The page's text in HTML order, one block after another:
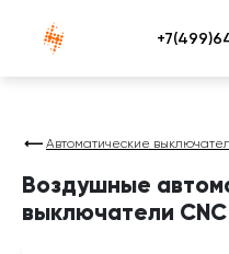
Атлантснаб
Автоматические
Воздушные
выключатели